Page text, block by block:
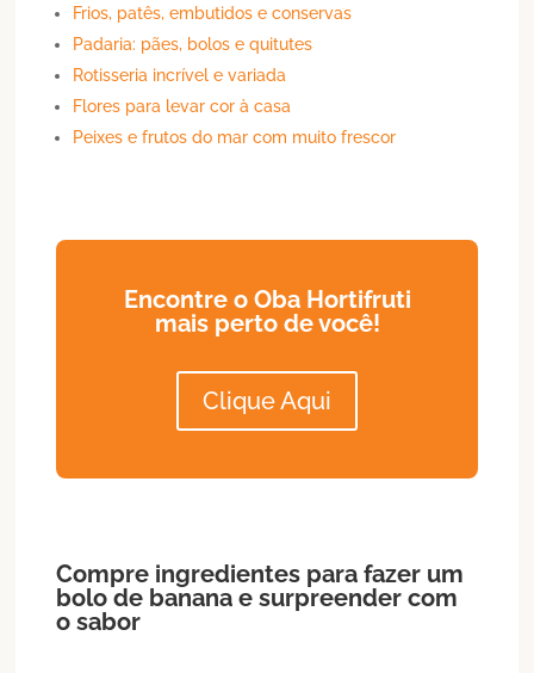
Frios, patês, embutidos e conservas
Padaria: pães, bolos e quitutes
Rotisseria incrível e variada
Flores para levar cor à casa
Peixes e frutos do mar com muito frescor
Encontre o Oba Hortifruti
mais perto de você!
Clique Aqui
Compre ingredientes para fazer um
bolo de banana e surpreender com
o sabor